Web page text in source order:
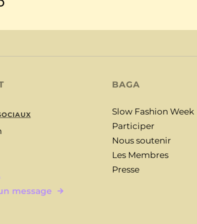
message
BAGA
Slow Fashion Week
Participer
Nous soutenir
Les Membres
Presse